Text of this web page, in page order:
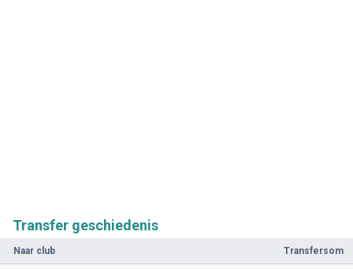
Transfer geschiedenis
Naar club Transfersom